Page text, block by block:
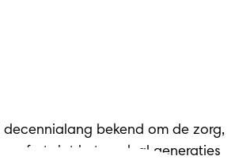
bekend om de zorg,
dat het merk al generaties